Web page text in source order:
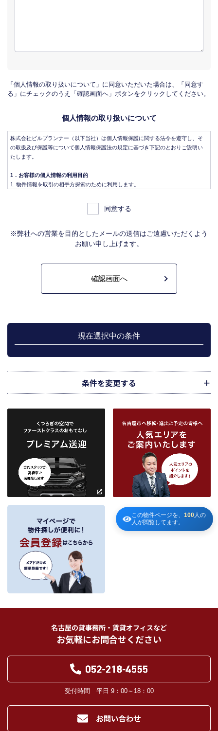
この物件ページを、 100 人の
人が閲覧してます。
「個人情報の取り扱いについて」に同意いただいた場合は、「同意す
る」にチェックのうえ「確認画面へ」ボタンをクリックしてください。
個人情報の取り扱いについて
株式会社ビルプランナー（以下当社）は個人情報保護に関する法令を遵守し、そ
の取扱及び保護等について個人情報保護法の規定に基づき下記のとおりご説明い
たします。
1．お客様の個人情報の利用目的
物件情報を取引の相手方探索のために利用します。
物件情報を、取引の相手方探索のため指定流通機構の物件検索システム（レイ
ンズ）に登録する場合があります。なお契約後、指定流通機構（宅地建物取引
報は、成約した物件の、物件概要、契約年月日、成約価格などの情報で、氏名
は含みません。）を提供します。指定流通機構は、物件情報及び成約情報を指
定流通機構の会員たる宅地建物取引業者や公的な団体に電子データや紙媒体で
不動産の売買契約又は賃貸契約の相手方を探索すること、及び売買、賃貸借、
上記、1.から 5.の業務に付随する、お客様にとって有用と思われる当社及び提
携先のご案内や商品の発送、関連するアフターサービス、また、管理において
のメンテナンス等の業務に関するお知らせ等に利用します。
介の依頼者に提供することがあります。
下記３記載の第三者に提供します。
物件の申込者様・購入者様管理もしくは媒介の委託を受けた不動産の所有者そ
の他権利者様から受領した申込書、契約書等に記載された個人情報、その他適
正な手段で入手した個人情報を有しています。
お客様との契約の履行、賃貸取引にあっては契約管理、売買取引にあっては契
約後の管理・アフターサービス実施のため利用します。
当社は、当社の他の不動産物件におけるサービスの紹介並びにお客様にとって
有用と思われる当社提携先の商品・サービス等を紹介するためのダイレクトメ
ールの発送等のために、お宮様の個人情報のうち住所、氏名、電話番号、メー
ルアドレスの情報を利用させていただきます。このための利用は、お客様から
の申し出により取り止めます。
３．個人情報の第三者への提供
当社が保有する個人情報は、お客様との契約の履行、賃貸取引にあっては契約管
理、売買取引にあっては契約後の管理・アフターサービスの実施のため、業務の
内容に応じて、氏名、住所、電話番号、生年月日、不動産物件情報、成約情報
を、書面、郵便物、電話、インターネット、電子メール、広告媒体等で次の 1.～
11.記載の第三者に提供されます。なお、お客様からの申出がありましたら、提供
は停止いたします。
お客様から委託を受けた事項についての契約の相手方となる者、その見込者。
他の宅地建物取引業者。
取引業者に義務付けられます。）
登記に関する司法書士、土地家屋調査士。
対象不動産について管理の必要がある場合における管理業者。
当社の管理が生じる場合は、管理委託契約の重要事項説明書に定める業務委託
先及び管理費引き落としの際の振込先金融機関、管理組合役員。
入居者様が賃料を滞納した場合の滞納取立者。
同意する
※弊社への営業を目的としたメールの送信はご遠慮いただくよう
お願い申し上げます。
現在選択中の条件
条件を変更する
市区町村 地図
から検索
フリーワード検索
名古屋の貸事務所・賃貸オフィスなど
お気軽にお問合せください
受付時間 平日 9：00～18：00